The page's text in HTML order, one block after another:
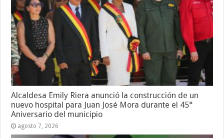
Alcaldesa Emily Riera anunció la construcción de un
nuevo hospital para Juan José Mora durante el 45°
Aniversario del municipio
agosto 7, 2026